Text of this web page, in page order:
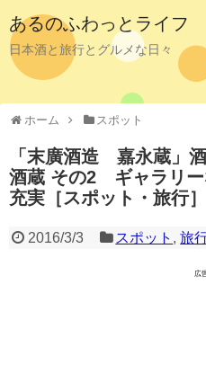
あるのふわっとライフ
日本酒と旅行とグルメな日々
ホーム スポット
「末廣酒造 嘉永蔵」
酒蔵 その2 ギャラリー
充実［スポット・旅行］
2016/3/3 スポット ,旅
広